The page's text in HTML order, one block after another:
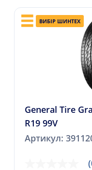
ВИБІР ШИНТЕХ
General Tire
R19 99V
Артикул: